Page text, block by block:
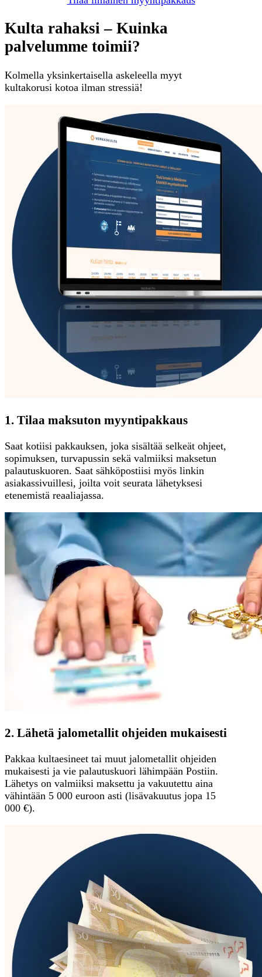
Kulta rahaksi – Kuinka
palvelumme toimii?
Kolmella yksinkertaisella askeleella myyt
kultakorusi kotoa ilman stressiä!
1. Tilaa maksuton myyntipakkaus
Saat kotiisi pakkauksen, joka sisältää selkeät ohjeet,
sopimuksen, turvapussin sekä valmiiksi maksetun
palautuskuoren. Saat sähköpostiisi myös linkin
asiakassivuillesi, joilta voit seurata lähetyksesi
etenemistä reaaliajassa.
2. Lähetä jalometallit ohjeiden mukaisesti
Pakkaa kultaesineet tai muut jalometallit ohjeiden
mukaisesti ja vie palautuskuori lähimpään Postiin.
Lähetys on valmiiksi maksettu ja vakuutettu aina
vähintään 5 000 euroon asti (lisävakuutus jopa 15
000 €).